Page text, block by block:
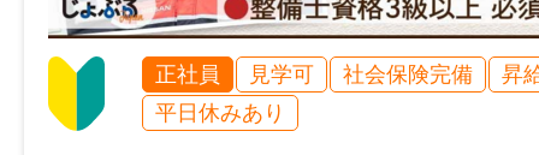
雇用形態
正社員 見学可 社会保険完備
昇
平日休みあり